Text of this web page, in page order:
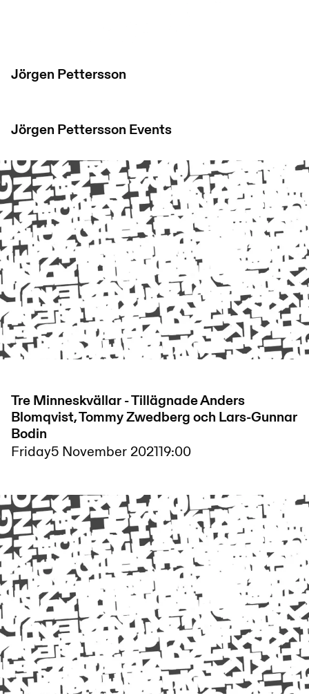
Jörgen Pettersson
Jörgen Pettersson Events
Tre Minneskvällar - Tillägnade Anders
Blomqvist, Tommy Zwedberg och Lars-Gunnar
Bodin
Friday5 November 202119:00